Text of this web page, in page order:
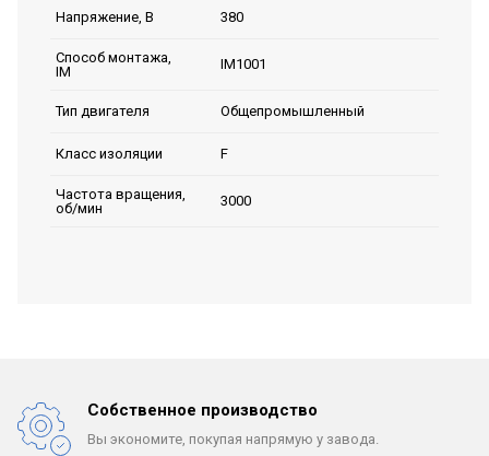
Напряжение, В 380
Способ монтажа,
IM
IM1001
Тип двигателя Общепромышленный
Класс изоляции F
Частота вращения,
об/мин
3000
Собственное производство
Вы экономите, покупая напрямую у завода.